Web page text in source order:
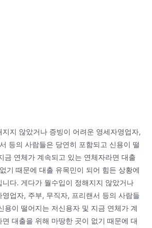
지 않았거나 증빙이 어려운 영세자영업자,
등의 사람들은 당연히 포함되고 신용이 떨
금 연체가 계속되고 있는 연체자라면 대출
기 때문에 대출 유목민이 되어 힘든 상황에
니다. 게다가 월수입이 정해지지 않았거나
업자, 주부, 무직자, 프리랜서 등의 사람들
용이 떨어지는 저신용자 및 지금 연체가 계
대출을 위해 마땅한 곳이 없기 때문에 대